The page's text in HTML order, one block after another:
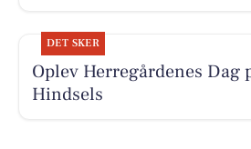
DET SKER
Oplev Herregårdenes Dag
Hindsels